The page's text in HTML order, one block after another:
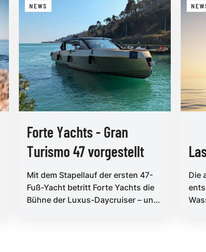
NEWS
Forte Yachts - Gran
Turismo 47 vorgestellt
Mit dem Stapellauf der ersten 47-
Fuß-Yacht betritt Forte Yachts die
Bühne der Luxus-Daycruiser – und
Die